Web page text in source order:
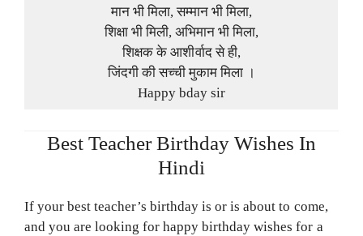
मान भी मिला, सम्मान भी मिला,
शिक्षा भी मिली, अभिमान भी मिला,
शिक्षक के आशीर्वाद से ही,
जिंदगी की सच्ची मुकाम मिला ।
Happy bday sir
Best Teacher Birthday Wishes In
Hindi
If your best teacher’s birthday is or is about to come,
and you are looking for happy birthday wishes for a